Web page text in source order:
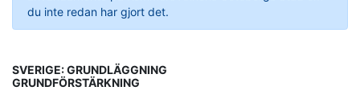
du inte redan har gjort det.
SVERIGE: GRUNDLÄGGNING
GRUNDFÖRSTÄRKNING